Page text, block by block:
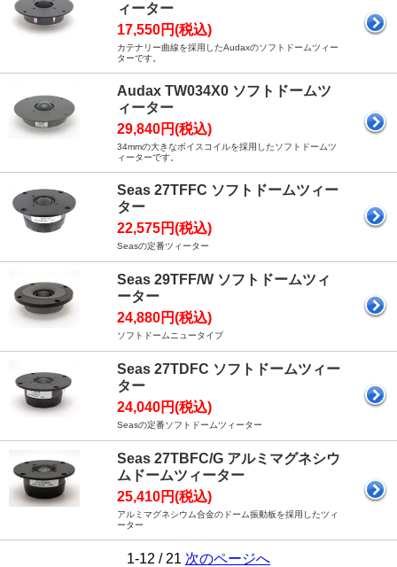
ィーター
17,550円(税込)
カテナリー曲線を採用したAudaxのソフトドームツィー
ターです。
Audax TW034X0 ソフトドームツ
ィーター
29,840円(税込)
34mmの大きなボイスコイルを採用したソフトドームツ
ィーターです。
Seas 27TFFC ソフトドームツィー
ター
22,575円(税込)
Seasの定番ツィーター
Seas 29TFF/W ソフトドームツィ
ーター
24,880円(税込)
ソフトドームニュータイプ
Seas 27TDFC ソフトドームツィー
ター
24,040円(税込)
Seasの定番ソフトドームツィーター
Seas 27TBFC/G アルミマグネシウ
ムドームツィーター
25,410円(税込)
アルミマグネシウム合金のドーム振動板を採用したツィ
ーター
1-12 / 21 次のページへ